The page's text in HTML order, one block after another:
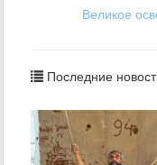
Великое
Последние